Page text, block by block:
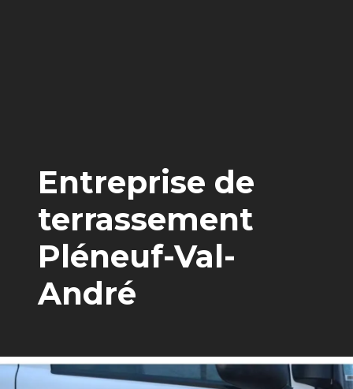
Entreprise de
terrassement
Pléneuf-Val-
André